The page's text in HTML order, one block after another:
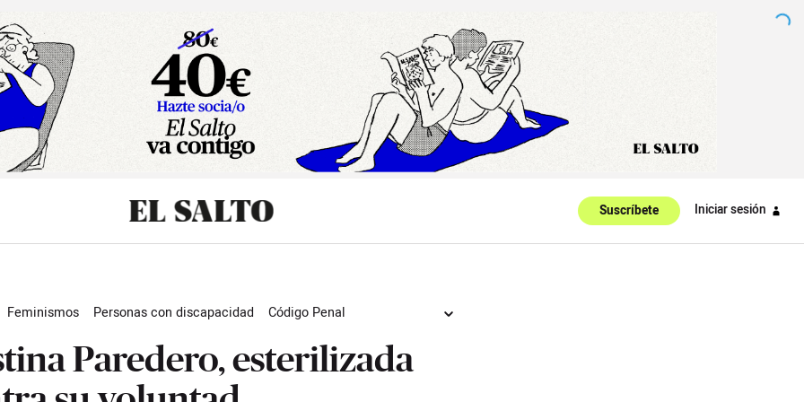
Suscríbete Iniciar sesión
Feminismos Personas con discapacidad
Código Penal
Paredero, esterilizada